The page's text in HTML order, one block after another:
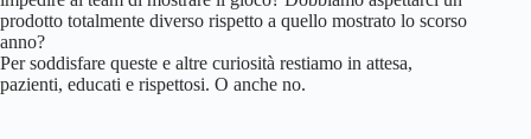
prodotto totalmente diverso rispetto a quello mostrato lo scorso
anno?
Per soddisfare queste e altre curiosità restiamo in attesa,
pazienti, educati e rispettosi. O anche no.